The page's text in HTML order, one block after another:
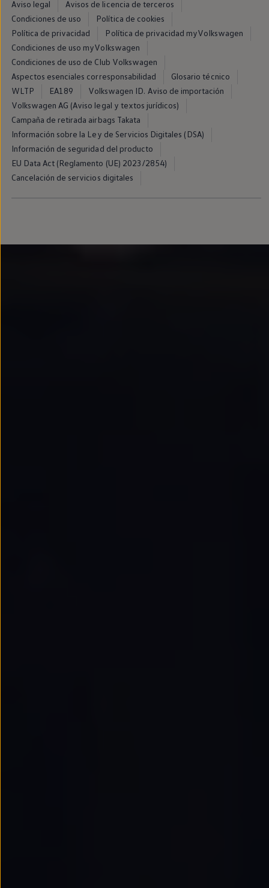
Llantas y neumáticos
Recambios Volkswagen
Accesorios y merchandising
Seguridad
Transporte
Entretenimiento
Personalización
Carga
Merchandising
Todo sobre tu Volkswagen
Tu coche conectado
Luces de advertencia
Manuales del coche
Información sobre EA189
Accede a My Volkswagen
Todo sobre tu Volkswagen
Información sobre Diésel XTL
Sharan
Aviso legal
Avisos de licencia de terceros
Condiciones de uso
Política de cookies
Política de privacidad
Política de privacidad myVolkswagen
Condiciones de uso myVolkswagen
Condiciones de uso de Club Volkswagen
Aspectos esenciales corresponsabilidad
Glosario técnico
WLTP
EA189
Volkswagen ID. Aviso de importación
Volkswagen AG (Aviso legal y textos jurídicos)
Campaña de retirada airbags Takata
Información sobre la Ley de Servicios Digitales (DSA)
Información de seguridad del producto
EU Data Act (Reglamento (UE) 2023/2854)
Cancelación de servicios digitales